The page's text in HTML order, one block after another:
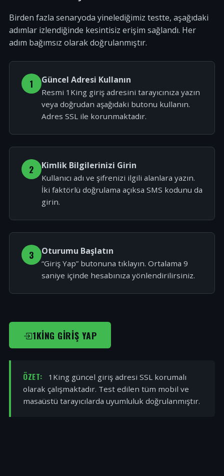
Birden fazla senaryoda yinelediğimiz testte, aşağıdaki
adımlar izlendiğinde kesintisiz erişim sağlandı. Her
adım bağımsız olarak doğrulanmıştır.
1 Güncel Adresi Kullanın
Resmi 1King giriş adresini tarayıcınıza yazın
veya doğrudan aşağıdaki butonu kullanın.
Adres SSL ile korunmaktadır.
2 Kimlik Bilgilerinizi Girin
Kullanıcı adı ve şifrenizi ilgili alanlara yazın.
İki faktörlü doğrulama açıksa SMS kodunu da
girin.
3 Oturumu Başlatın
“Giriş Yap” butonuna tıklayın. Ortalama 9
saniye içinde hesabınıza yönlendirilirsiniz.
1KING GIRIŞ YAP
ÖZET:
1King güncel giriş adresi SSL korumalı
olarak çalışmaktadır. Test edilen tüm mobil ve
masaüstü tarayıcılarda uyumluluk doğrulanmıştır.